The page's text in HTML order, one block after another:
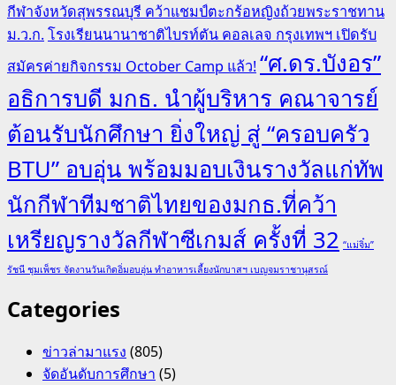
กีฬาจังหวัดสุพรรณบุรี คว้าแชมป์ตะกร้อหญิงถ้วยพระราชทาน
ม.ว.ก.โรงเรียนนานาชาติไบรท์ตัน คอลเลจ กรุงเทพฯ เปิดรับ
สมัครค่ายกิจกรรม October Camp แล้ว!“ศ.ดร.บังอร”
อธิการบดี มกธ. นำผู้บริหาร คณาจารย์
ต้อนรับนักศึกษา ยิ่งใหญ่ สู่ “ครอบครัว
BTU” อบอุ่น พร้อมมอบเงินรางวัลแก่ทัพ
นักกีฬาทีมชาติไทยของมกธ.ที่คว้า
เหรียญรางวัลกีฬาซีเกมส์ ครั้งที่ 32 “แม่จิ๋ม”
รัชนี ชุมเพ็ชร จัดงานวันเกิดอิ่มอบอุ่น ทำอาหารเลี้ยงนักบาสฯ เบญจมราชานุสรณ์
Categories
ข่าวล่ามาแรง (805)
จัดอันดับการศึกษา (5)